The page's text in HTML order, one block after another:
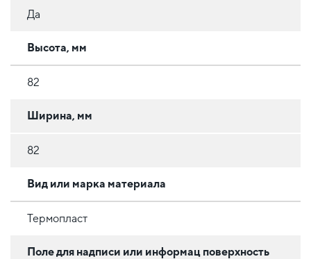
Да
Высота, мм
82
Ширина, мм
82
Вид или марка материала
Термопласт
Поле для надписи или информац поверхность